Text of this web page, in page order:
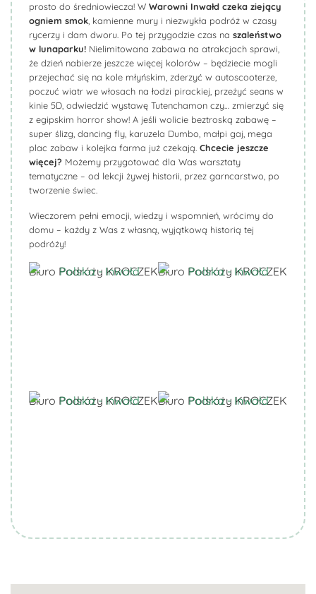
prosto do średniowiecza! W Warowni Inwałd czeka ziejący
ogniem smok , kamienne mury i niezwykła podróż w czasy
rycerzy i dam dworu. Po tej przygodzie czas na szaleństwo
w lunaparku! Nielimitowana zabawa na atrakcjach sprawi,
że dzień nabierze jeszcze więcej kolorów – będziecie mogli
przejechać się na kole młyńskim, zderzyć w autoscooterze,
poczuć wiatr we włosach na łodzi pirackiej, przeżyć seans w
kinie 5D, odwiedzić wystawę Tutenchamon czy… zmierzyć się
z egipskim horror show! A jeśli wolicie beztroską zabawę –
super ślizg, dancing fly, karuzela Dumbo, małpi gaj, mega
plac zabaw i kolejka farma już czekają. Chcecie jeszcze
więcej? Możemy przygotować dla Was warsztaty
tematyczne – od lekcji żywej historii, przez garncarstwo, po
tworzenie świec.
Wieczorem pełni emocji, wiedzy i wspomnień, wrócimy do
domu – każdy z Was z własną, wyjątkową historią tej
podróży!
Biuro Podróży KROCZEKBiuro Podróży KROCZEK
Biuro Podróży KROCZEKBiuro Podróży KROCZEK